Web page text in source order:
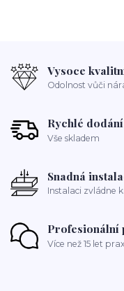
Vysoce
Odolnost vůči
Rychlé dodání
Vše skladem
Snadná
Instalaci zvládne
Profesionální
Více než 15 let